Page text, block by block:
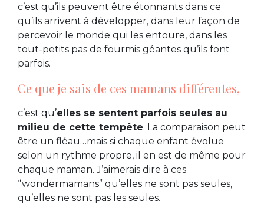
c’est qu’ils peuvent être étonnants dans ce
qu’ils arrivent à développer, dans leur façon de
percevoir le monde qui les entoure, dans les
tout-petits pas de fourmis géantes qu’ils font
parfois.
Ce que je sais de ces mamans différentes,
c’est qu’elles se sentent parfois seules au
milieu de cette tempête. La comparaison peut
être un fléau…mais si chaque enfant évolue
selon un rythme propre, il en est de même pour
chaque maman. J’aimerais dire à ces
“wondermamans” qu’elles ne sont pas seules,
qu’elles ne sont pas les seules.